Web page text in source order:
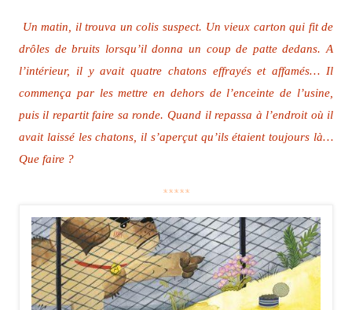
Un matin, il trouva un colis suspect. Un vieux carton qui fit de
drôles de bruits lorsqu’il donna un coup de patte dedans. A
l’intérieur, il y avait quatre chatons effrayés et affamés… Il
commença par les mettre en dehors de l’enceinte de l’usine,
puis il repartit faire sa ronde. Quand il repassa à l’endroit où il
avait laissé les chatons, il s’aperçut qu’ils étaient toujours là…
Que faire ?
*****